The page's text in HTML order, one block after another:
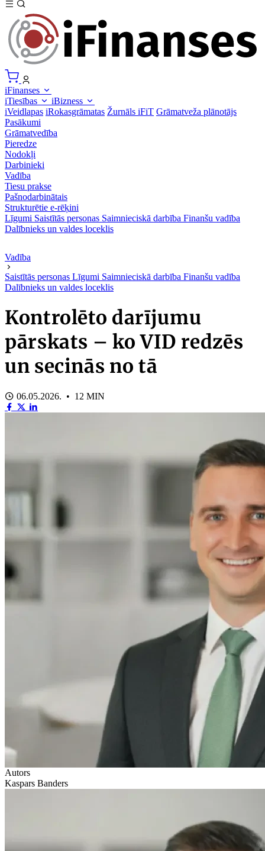
iFinanses
iTiesības
iBizness
iVeidlapas iRokasgrāmatas Žurnāls iFiT Grāmatveža plānotājs
Pasākumi
Grāmatvedība
Pieredze
Nodokļi
Darbinieki
Vadība
Tiesu prakse
Pašnodarbinātais
Strukturētie e-rēķini
Līgumi Saistītās personas Saimnieciskā darbība Finanšu vadība
Dalībnieks un valdes loceklis
Vadība
Saistītās personas Līgumi Saimnieciskā darbība Finanšu vadība
Dalībnieks un valdes loceklis
Kontrolēto darījumu
pārskats – ko VID redzēs
un secinās no tā
06.05.2026. • 12 MIN
Autors
Kaspars Banders